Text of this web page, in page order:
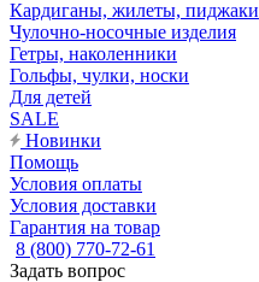
Кардиганы, жилеты, пиджаки
Чулочно-носочные изделия
Гетры, наколенники
Гольфы, чулки, носки
Для детей
SALE
Новинки
Помощь
Условия оплаты
Условия доставки
Гарантия на товар
8 (800) 770-72-61
Задать вопрос